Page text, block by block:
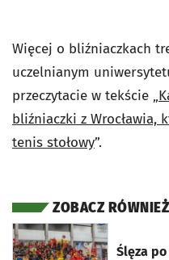
Więcej o bliźniaczkach
uczelnianym
przeczytacie w tekście „
bliźniaczki z Wrocławia,
tenis stołowy”.
ZOBACZ RÓWNIEŻ
Ślęza
otworzy się w nowej karcie